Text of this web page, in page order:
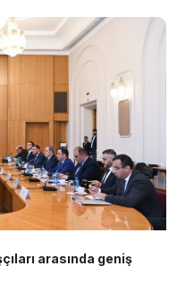
arasında geniş